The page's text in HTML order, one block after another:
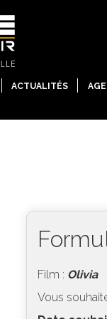
ACTUALITÉS
Film : Olivia
Vous